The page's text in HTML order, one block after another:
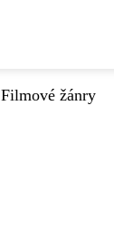
Filmové žánry